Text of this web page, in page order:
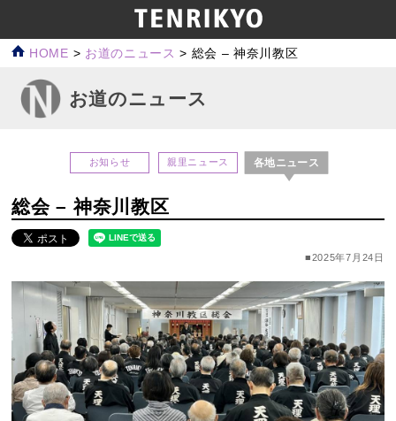
HOME > お道のニュース > 総会 – 神奈川教区
お道のニュース
お知らせ 親里ニュース 各地ニュース
総会 – 神奈川教区
■2025年7月24日